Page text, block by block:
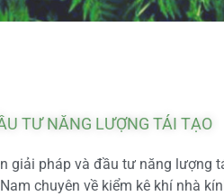
TƯ NĂNG LƯỢNG TÁI TẠO
giải pháp và đầu tư năng lượng
chuyên về kiểm kê khí nhà